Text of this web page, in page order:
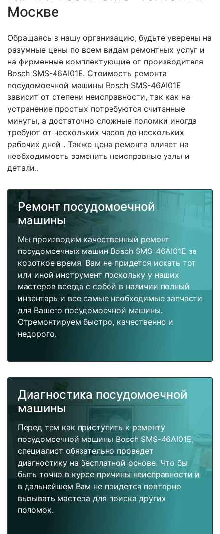
Москве
Обращаясь в нашу организацию, будьте уверены на
разумные цены по всем видам ремонтных услуг и
на фирменные комплектующие от производителя
Bosch SMS-46AI01E. Стоимость ремонта
посудомоечной машины Bosch SMS-46AI01E
зависит от степени неисправности, так как на
устранение простых потребуются считанные
минуты, а достаточно сложные поломки иногда
требуют от нескольких часов до нескольких
рабочих дней . Также цена ремонта влияет на
необходимость заменить неисправные узлы и
детали..
Ремонт посудомоечной
машины
Мы производим качественный ремонт
посудомоечных машин Bosch SMS-46AI01E за
короткое время. Вам не придется искать тот
или иной инструмент поскольку у наших
мастеров всегда с собой в наличии полный
инвентарь и все самые необходимые запчасти
для Вашего посудомоечной машины.
Отремонтируем быстро, качественно и
недорого.
Диагностика посудомоечной
машины
Перед тем как приступить к ремонту
посудомоечной машины Bosch SMS-46AI01E,
специалист обязательно проведет
диагностику на бесплатной основе. Что бы
быть точно в курсе причины неисправности и
в дальнейшем Вам не придется повторно
вызывать мастера для поиска других
поломок.